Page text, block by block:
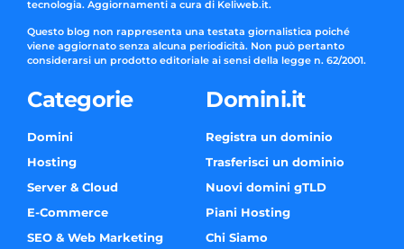
tecnologia. Aggiornamenti a cura di Keliweb.it.
Questo blog non rappresenta una testata giornalistica poiché
viene aggiornato senza alcuna periodicità. Non può pertanto
considerarsi un prodotto editoriale ai sensi della legge n. 62/2001.
Categorie
Domini
Hosting
Server & Cloud
E-Commerce
SEO & Web Marketing
Domini.it
Registra un dominio
Trasferisci un dominio
Nuovi domini gTLD
Piani Hosting
Chi Siamo